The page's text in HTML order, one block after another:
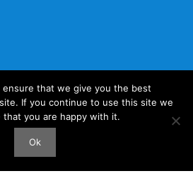
DE MÉDECINE SEXUELLE
ensure that we give you the best
If you continue to use this site we
that you are happy with it.
Ok